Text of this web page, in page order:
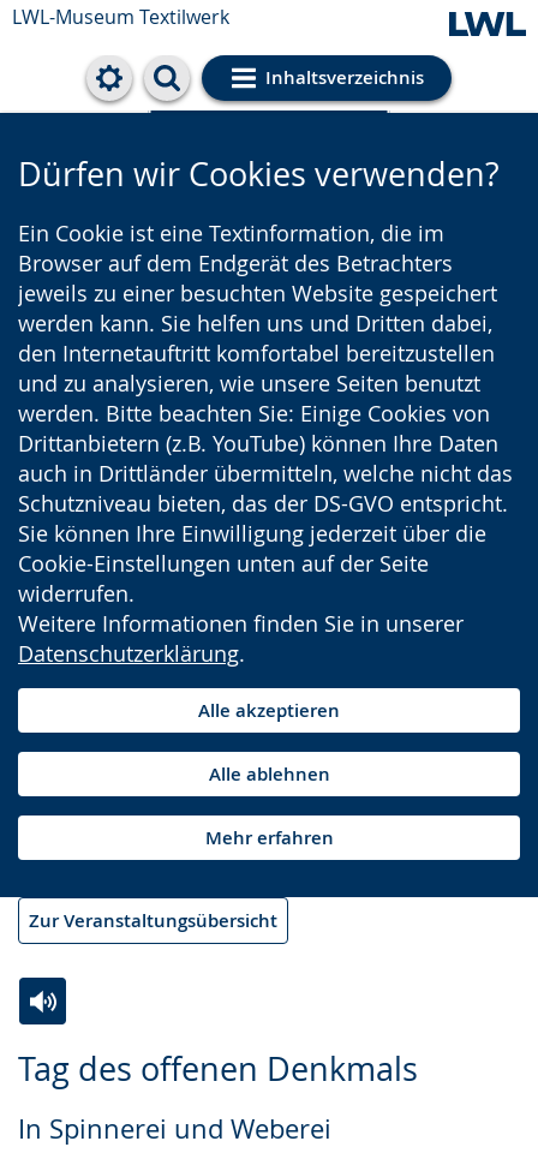
LWL-Museum Textilwerk
Inhaltsverzeichnis
Cookie-Einstellungen
Dürfen wir Cookies verwenden?
Ein Cookie ist eine Textinformation, die im
Browser auf dem Endgerät des Betrachters
jeweils zu einer besuchten Website gespeichert
werden kann. Sie helfen uns und Dritten dabei,
den Internetauftritt komfortabel bereitzustellen
und zu analysieren, wie unsere Seiten benutzt
werden. Bitte beachten Sie: Einige Cookies von
Drittanbietern (z.B. YouTube) können Ihre Daten
auch in Drittländer übermitteln, welche nicht das
Schutzniveau bieten, das der DS-GVO entspricht.
Sie können Ihre Einwilligung jederzeit über die
Cookie-Einstellungen unten auf der Seite
widerrufen.
Weitere Informationen finden Sie in unserer
Datenschutzerklärung.
Alle akzeptieren
Alle ablehnen
Mehr erfahren
Zur Veranstaltungsübersicht
Tag des offenen Denkmals
In Spinnerei und Weberei
Leichten
wechseln.
Audio-
Video
Deutscher